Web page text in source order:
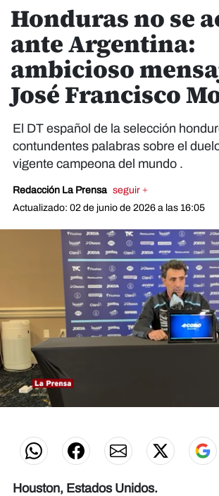
Honduras no se
ante Argentina:
ambicioso
José Francisco
El DT español de la selección
contundentes palabras sobre el
vigente campeona del mundo .
Redacción La Prensa seguir +
Actualizado: 02 de junio de 2026 a las 16:05
seconds
Houston, Estados Unidos.